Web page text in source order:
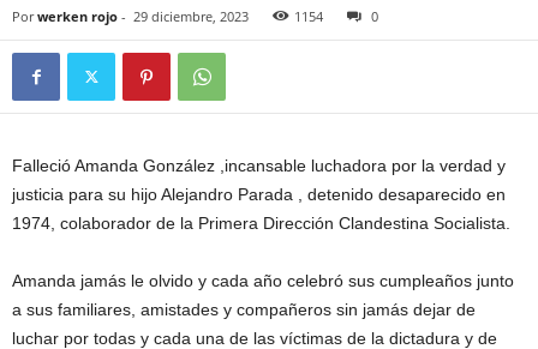
Por werken rojo - 29 diciembre, 2023 1154 0
Falleció Amanda González ,incansable luchadora por la verdad y
justicia para su hijo Alejandro Parada , detenido desaparecido en
1974, colaborador de la Primera Dirección Clandestina Socialista.
Amanda jamás le olvido y cada año celebró sus cumpleaños junto
a sus familiares, amistades y compañeros sin jamás dejar de
luchar por todas y cada una de las víctimas de la dictadura y de